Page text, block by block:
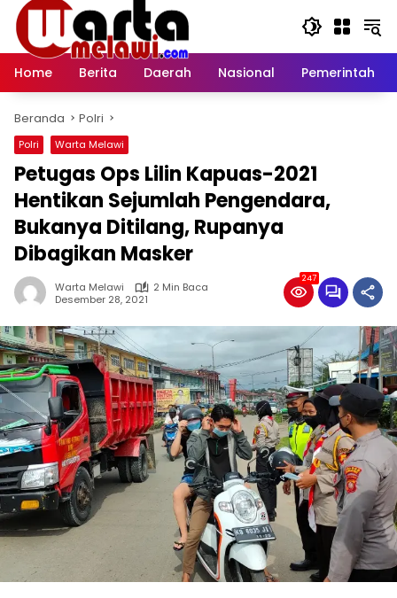
Langsung
konten
Home
Berita Daerah Nasional Pemerintah
Beranda Polri
Polri Warta Melawi
Petugas Ops Lilin Kapuas-2021
Hentikan Sejumlah Pengendara,
Bukanya Ditilang, Rupanya
Dibagikan Masker
Warta Melawi
2 Min Baca
Desember 28, 2021
247